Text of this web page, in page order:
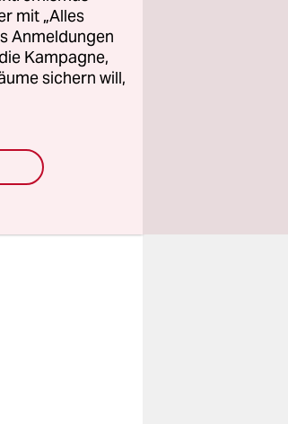
mit „Alles
Anmeldungen
Kampagne,
sichern will,